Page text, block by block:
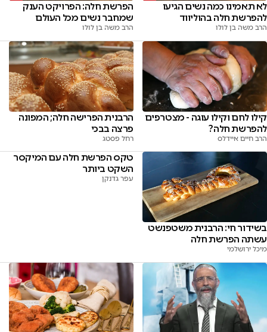
לא תאמינו כמה נשים הגיעו
להפרשת חלה בהוליווד
הרב משה בן לולו
הפרשת חלה: הפרויקט הענק
שמחבר נשים מכל העולם
הרב משה בן לולו
קילו לחם וקילו עוגה - מצטרפים
להפרשת חלה?
הרב חיים איידלס
הרבנית הפרישה חלה; המפונה
פרצה בבכי
רחל פסטג
בשידור חי: הרבנית משטפנשט
עשתה הפרשת חלה
מיכל ירושלמי
טקס הפרשת חלה עם המיקסר
השקט ביותר
עפר גדנקן